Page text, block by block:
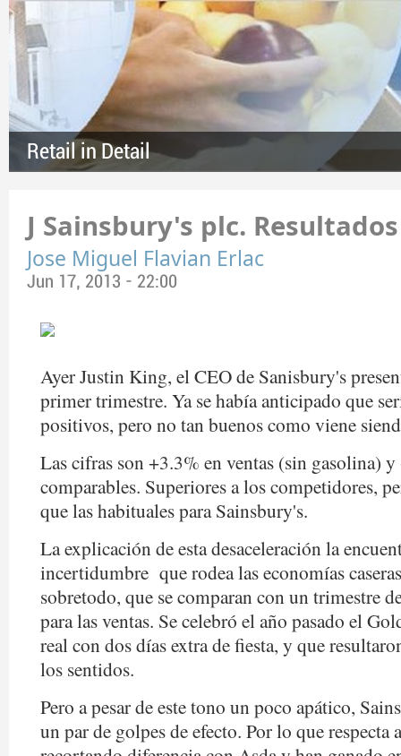
Retail in Detail
J Sainsbury's plc.
Jose Miguel Flavian Erlac
Jun 17, 2013 - 22:00
Ayer Justin King, el CEO de Sanisbury's
primer trimestre. Ya se había anticipado que
positivos, pero no tan buenos como viene
Las cifras son +3.3% en ventas (sin gasolina)
comparables. Superiores a los competidores,
que las habituales para Sainsbury's.
La explicación de esta desaceleración la
incertidumbre que rodea las economías
sobretodo, que se comparan con un trimestre
para las ventas. Se celebró el año pasado el
real con dos días extra de fiesta, y que
los sentidos.
Pero a pesar de este tono un poco apático,
un par de golpes de efecto. Por lo que respecta